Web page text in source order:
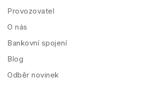
Provozovatel
O nás
Bankovní spojení
Blog
Odběr novinek